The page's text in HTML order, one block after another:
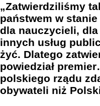
„Zatwierdziliśmy
państwem w
dla nauczycieli,
innych usług
żyć. Dlatego
powiedział
polskiego rządu
obywateli niż